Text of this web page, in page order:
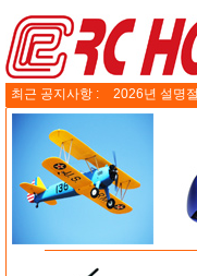
최근 공지사항 : 2026년 설명